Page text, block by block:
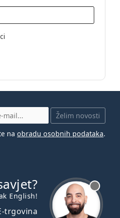
Želim novosti
na obradu osobnih podataka.
English!
trgovina